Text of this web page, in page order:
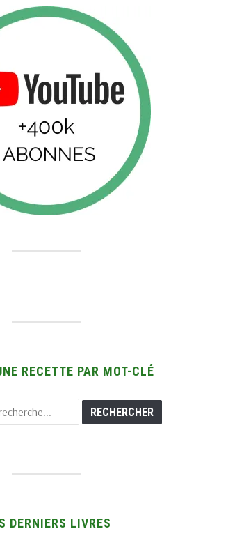
RECETTE PAR MOT-CLÉ
DERNIERS LIVRES